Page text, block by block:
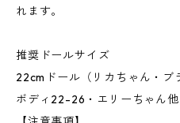
れます。
推奨ドールサイズ
22cmドール（リカちゃん・ブ
ボディ22-26・エリーちゃん他